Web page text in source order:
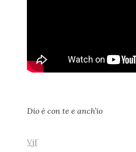
Dio è con te e anch’io
Vjf